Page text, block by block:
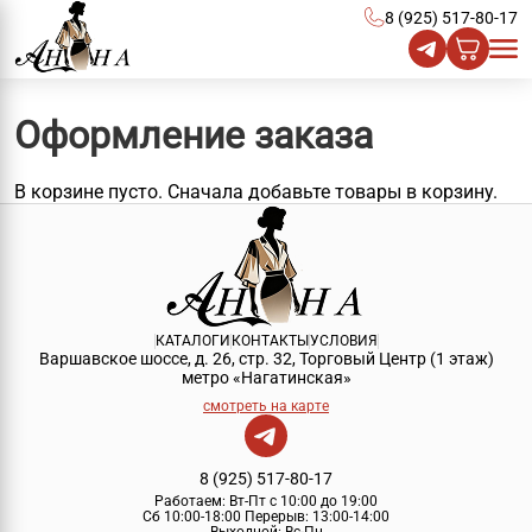
8 (925) 517-80-17
Оформление заказа
В корзине пусто. Сначала добавьте товары в корзину.
КАТАЛОГИ КОНТАКТЫ УСЛОВИЯ
Варшавское шоссе, д. 26, стр. 32, Торговый Центр (1 этаж)
метро «Нагатинская»
смотреть на карте
8 (925) 517-80-17
Работаем: Вт-Пт с 10:00 до 19:00
Сб 10:00-18:00 Перерыв: 13:00-14:00